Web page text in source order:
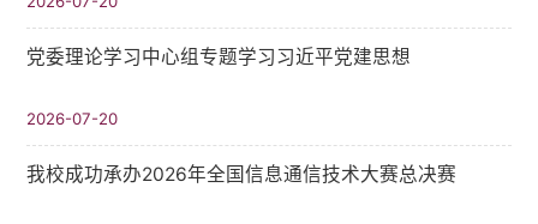
党委理论学习中心组专题学习习近平党建思想
2026-07-20
我校成功承办2026年全国信息通信技术大赛总决赛